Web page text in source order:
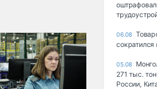
06.08
сократился
05.08
271 тыс.
России,